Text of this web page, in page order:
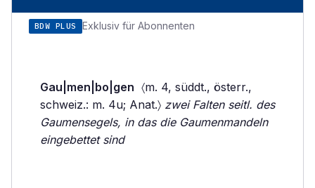
BDW PLUS Exklusiv für Abonnenten
Gau|men|bo|gen 〈m. 4, süddt., österr.,
schweiz.: m. 4u; Anat.〉 zwei Falten seitl. des
Gaumensegels, in das die Gaumenmandeln
eingebettet sind